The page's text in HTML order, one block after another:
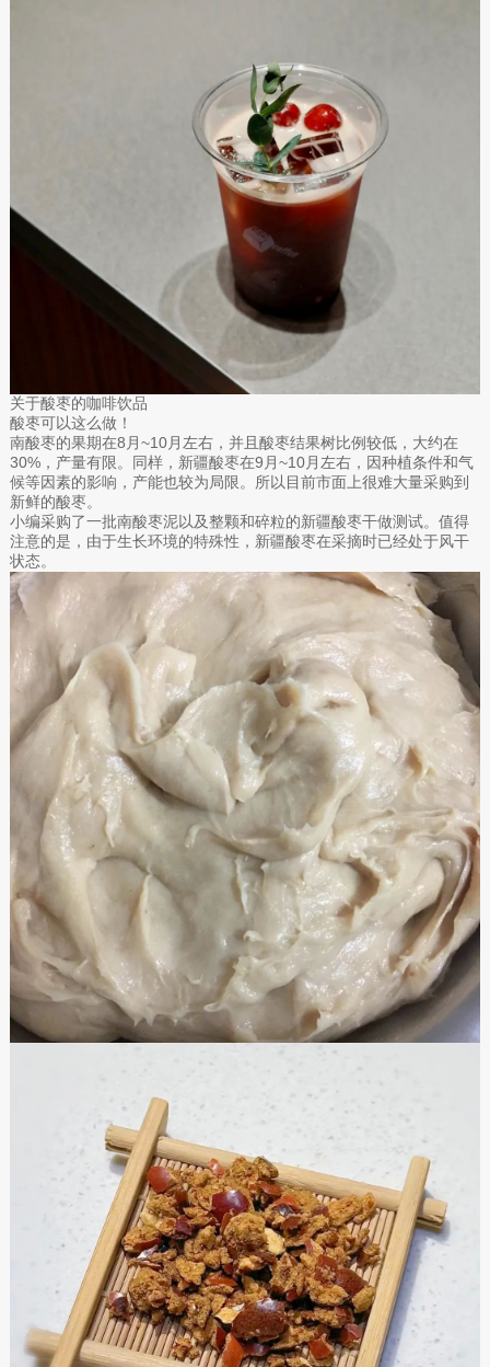
关于酸枣的咖啡饮品
酸枣可以这么做！
南酸枣的果期在8月~10月左右，并且酸枣结果树比例较低，大约在
30%，产量有限。同样，新疆酸枣在9月~10月左右，因种植条件和气
候等因素的影响，产能也较为局限。所以目前市面上很难大量采购到
新鲜的酸枣。
小编采购了一批南酸枣泥以及整颗和碎粒的新疆酸枣干做测试。值得
注意的是，由于生长环境的特殊性，新疆酸枣在采摘时已经处于风干
状态。